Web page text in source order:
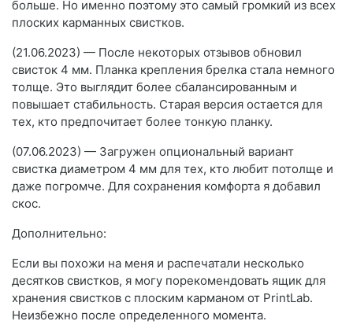
больше. Но именно поэтому это самый громкий из всех
плоских карманных свистков.
(21.06.2023) — После некоторых отзывов обновил
свисток 4 мм. Планка крепления брелка стала немного
толще. Это выглядит более сбалансированным и
повышает стабильность. Старая версия остается для
тех, кто предпочитает более тонкую планку.
(07.06.2023) — Загружен опциональный вариант
свистка диаметром 4 мм для тех, кто любит потолще и
даже погромче. Для сохранения комфорта я добавил
скос.
Дополнительно:
Если вы похожи на меня и распечатали несколько
десятков свистков, я могу порекомендовать ящик для
хранения свистков с плоским карманом от PrintLab.
Неизбежно после определенного момента.